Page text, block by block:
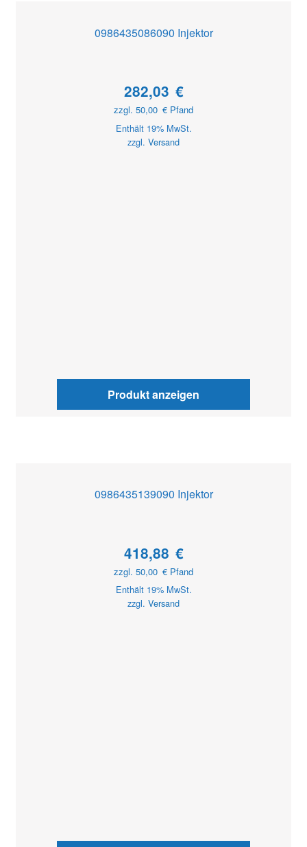
0986435086090 Injektor
282,03 €
zzgl. 50,00 € Pfand
Enthält 19% MwSt.
zzgl. Versand
Produkt anzeigen
0986435139090 Injektor
418,88 €
zzgl. 50,00 € Pfand
Enthält 19% MwSt.
zzgl. Versand